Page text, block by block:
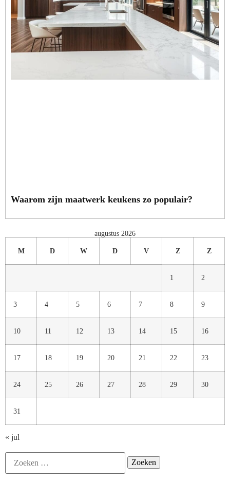
Waarom zijn maatwerk keukens zo populair?
augustus 2026
M D W D V Z Z
1 2
3 4 5 6 7 8 9
10 11 12 13 14 15 16
17 18 19 20 21 22 23
24 25 26 27 28 29 30
31
« jul